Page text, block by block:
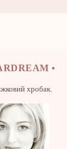
•
хробак.